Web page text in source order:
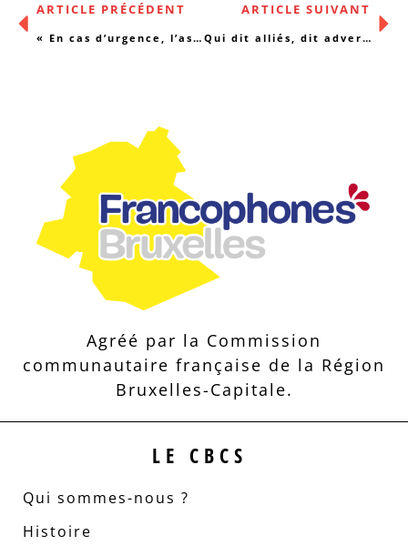
ARTICLE PRÉCÉDENT
« En cas d’urgence, l’associatif et les citoyens sont parfois plus efficaces »
ARTICLE SUIVANT
Qui dit alliés, dit adversaires
Agréé par la Commission
communautaire française de la Région
Bruxelles-Capitale.
LE CBCS
Qui sommes-nous ?
Histoire